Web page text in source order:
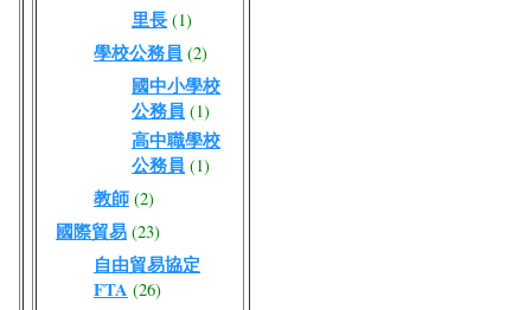
里長 (1)
學校公務員 (2)
國中小學校
公務員 (1)
高中職學校
公務員 (1)
教師 (2)
國際貿易 (23)
自由貿易協定
FTA (26)